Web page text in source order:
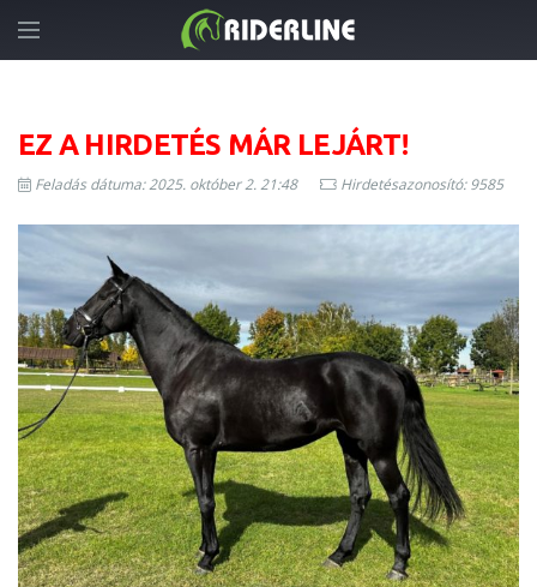
EZ A HIRDETÉS MÁR LEJÁRT!
Feladás dátuma: 2025. október 2. 21:48 Hirdetésazonosító: 9585